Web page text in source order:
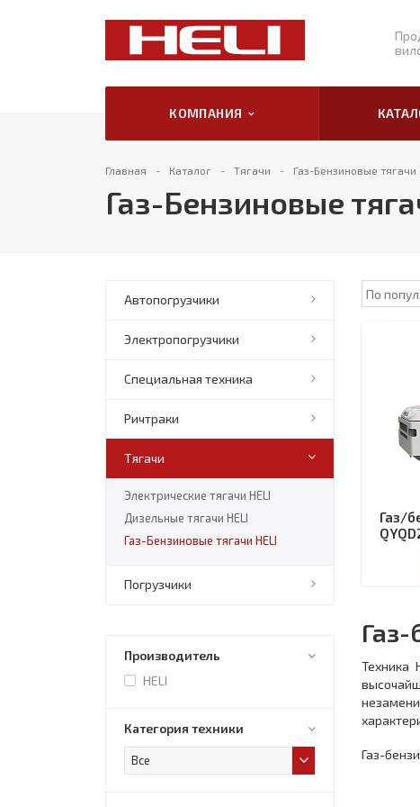
КОМПАНИЯ
Главная Каталог Тягачи Газ-Бензиновые тягачи
Газ-Бензиновые
Автопогрузчики
Электропогрузчики
Специальная техника
Ричтраки
Тягачи
Электрические тягачи HELI
Дизельные тягачи HELI
Газ-Бензиновые тягачи HELI
Погрузчики
Производитель
HELI
Категория техники
Все
Газ/
Газ-
Техника
Газ-